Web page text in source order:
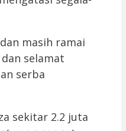
masih ramai
selamat
serba
sekitar 2.2 juta